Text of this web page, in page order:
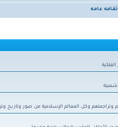
عامه
شعبية
وتراجمتهم وكل المعالم الإسلامية من صور وتاريخ